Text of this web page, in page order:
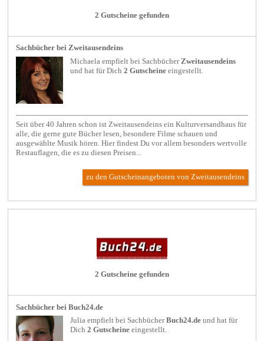
2 Gutscheine gefunden
Sachbücher bei Zweitausendeins
Michaela empfielt bei Sachbücher Zweitausendeins
und hat für Dich2 Gutscheine eingestellt.
Seit über 40 Jahren schon ist Zweitausendeins ein Kulturversandhaus für
alle, die gerne gute Bücher lesen, besondere Filme schauen und
ausgewählte Musik hören. Hier findest Du vor allem besonders wertvolle
Restauflagen, die es zu diesen Preisen...
zu den Gutscheinangeboten von Zweitausendeins
2 Gutscheine gefunden
Sachbücher bei Buch24.de
Julia empfielt bei Sachbücher Buch24.de und hat für
Dich2 Gutscheine eingestellt.